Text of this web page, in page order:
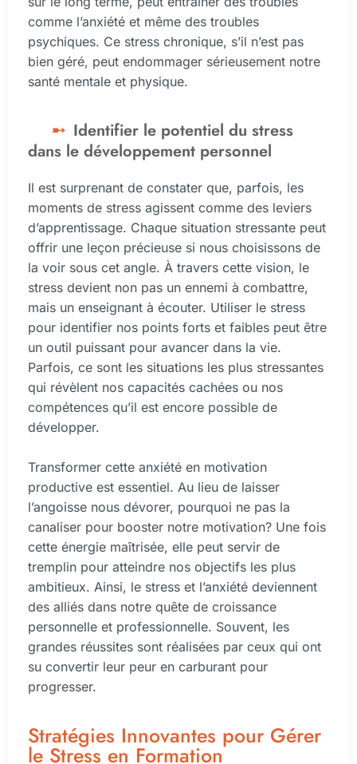
comme l’anxiété et même des troubles
psychiques. Ce stress chronique, s’il n’est pas
bien géré, peut endommager sérieusement notre
santé mentale et physique.
Identifier le potentiel du stress
dans le développement personnel
Il est surprenant de constater que, parfois, les
moments de stress agissent comme des leviers
d’apprentissage. Chaque situation stressante peut
offrir une leçon précieuse si nous choisissons de
la voir sous cet angle. À travers cette vision, le
stress devient non pas un ennemi à combattre,
mais un enseignant à écouter. Utiliser le stress
pour identifier nos points forts et faibles peut être
un outil puissant pour avancer dans la vie.
Parfois, ce sont les situations les plus stressantes
qui révèlent nos capacités cachées ou nos
compétences qu’il est encore possible de
développer.
Transformer cette anxiété en motivation
productive est essentiel. Au lieu de laisser
l’angoisse nous dévorer, pourquoi ne pas la
canaliser pour booster notre motivation? Une fois
cette énergie maîtrisée, elle peut servir de
tremplin pour atteindre nos objectifs les plus
ambitieux. Ainsi, le stress et l’anxiété deviennent
des alliés dans notre quête de croissance
personnelle et professionnelle. Souvent, les
grandes réussites sont réalisées par ceux qui ont
su convertir leur peur en carburant pour
progresser.
Stratégies Innovantes pour Gérer
le Stress en Formation